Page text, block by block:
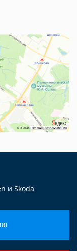
и Skoda